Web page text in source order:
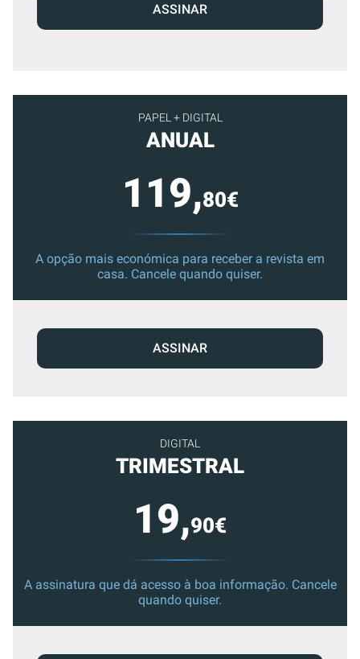
PAPEL + DIGITAL
ANUAL
119,80€
A opção mais económica para receber a revista em
casa. Cancele quando quiser.
ASSINAR
DIGITAL
TRIMESTRAL
19,90€
A assinatura que dá acesso à boa informação. Cancele
quando quiser.
ASSINAR